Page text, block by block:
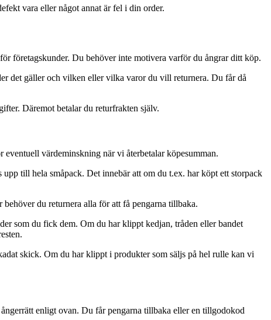
vara eller något annat är fel i din order.
företagskunder. Du behöver inte motivera varför du ångrar ditt köp.
det gäller och vilken eller vilka varor du vill returnera. Du får då
Däremot betalar du returfrakten själv.
värdeminskning när vi återbetalar köpesumman.
till hela småpack. Det innebär att om du t.ex. har köpt ett storpack
du returnera alla för att få pengarna tillbaka.
som du fick dem. Om du har klippt kedjan, tråden eller bandet
skick. Om du har klippt i produkter som säljs på hel rulle kan vi
enligt ovan. Du får pengarna tillbaka eller en tillgodokod